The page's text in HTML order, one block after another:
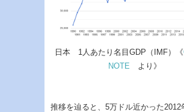
日本 1人あたり名目GDP（IMF）《
NOTE より》
推移を辿ると、5万ドル近かった2012